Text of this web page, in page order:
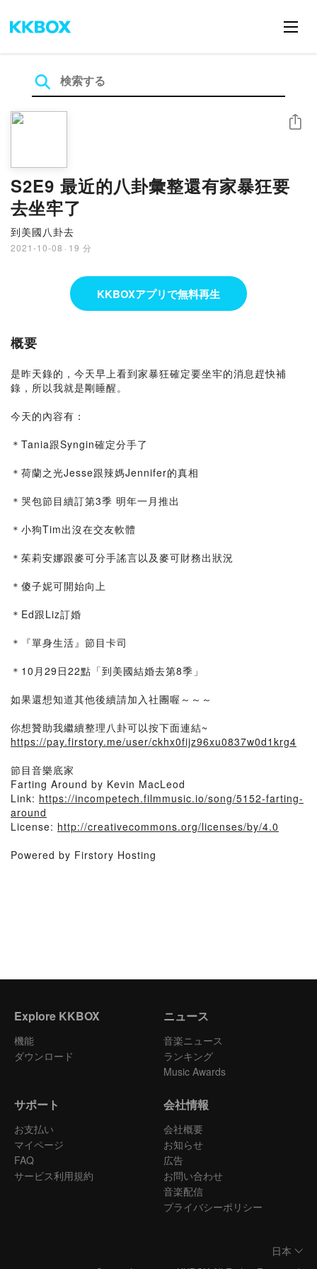
S2E9 最近的八卦彙整還有家暴狂要
去坐牢了
到美國八卦去
2021-10-08 · 19 分
シェア
KKBOXアプリで無料再生
概要
是昨天錄的，今天早上看到家暴狂確定要坐牢的消息趕快補
錄，所以我就是剛睡醒。
今天的內容有：
＊Tania跟Syngin確定分手了
＊荷蘭之光Jesse跟辣媽Jennifer的真相
＊哭包節目續訂第3季 明年一月推出
＊小狗Tim出沒在交友軟體
＊茱莉安娜跟麥可分手謠言以及麥可財務出狀況
＊傻子妮可開始向上
＊Ed跟Liz訂婚
＊『單身生活』節目卡司
＊10月29日22點「到美國結婚去第8季」
如果還想知道其他後續請加入社團喔～～～
你想贊助我繼續整理八卦可以按下面連結~
https://pay.firstory.me/user/ckhx0fijz96xu0837w0d1krg4
節目音樂底家
Farting Around by Kevin MacLeod
Link: https://incompetech.filmmusic.io/song/5152-farting-
around
License: http://creativecommons.org/licenses/by/4.0
Powered by Firstory Hosting
Explore KKBOX
機能
ダウンロード
ニュース
音楽ニュース
ランキング
Music Awards
サポート
お支払い
マイページ
FAQ
サービス利用規約
会社情報
会社概要
お知らせ
広告
お問い合わせ
音楽配信
プライバシーポリシー
日本